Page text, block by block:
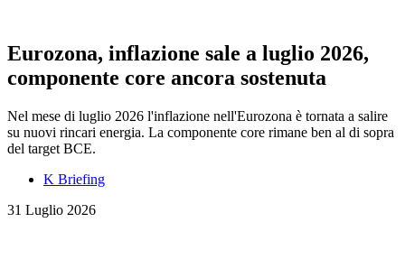
Eurozona, inflazione sale a luglio 2026,
componente core ancora sostenuta
Nel mese di luglio 2026 l'inflazione nell'Eurozona è tornata a salire
su nuovi rincari energia. La componente core rimane ben al di sopra
del target BCE.
K Briefing
31 Luglio 2026